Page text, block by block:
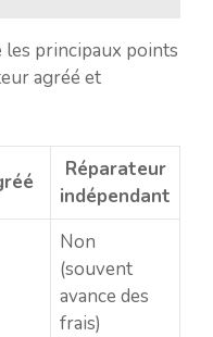
les principaux points
agréé et
Réparateur
indépendant
Non
(souvent
avance des
frais)